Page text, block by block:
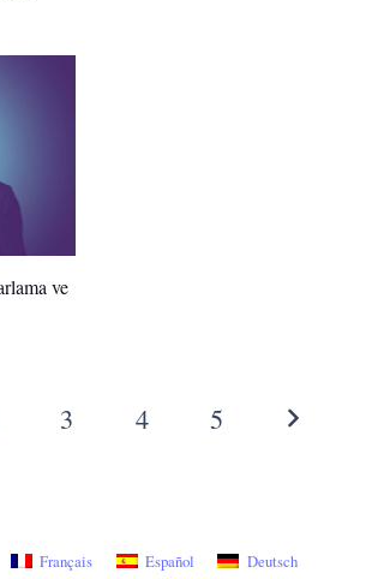
ve
3 4 5
Français Español Deutsch